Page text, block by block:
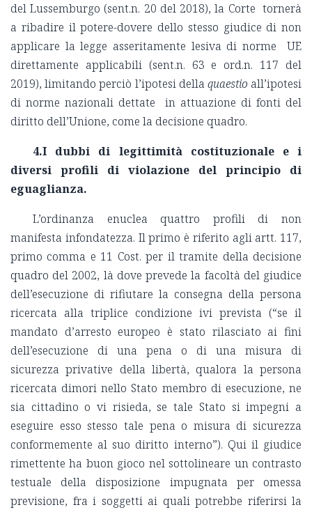
del Lussemburgo (sent.n. 20 del 2018), la Corte tornerà
a ribadire il potere-dovere dello stesso giudice di non
applicare la legge asseritamente lesiva di norme UE
direttamente applicabili (sent.n. 63 e ord.n. 117 del
2019), limitando perciò l’ipotesi della quaestio all’ipotesi
di norme nazionali dettate in attuazione di fonti del
diritto dell’Unione, come la decisione quadro.
4.I dubbi di legittimità costituzionale e i
diversi profili di violazione del principio di
eguaglianza.
L’ordinanza enuclea quattro profili di non
manifesta infondatezza. Il primo è riferito agli artt. 117,
primo comma e 11 Cost. per il tramite della decisione
quadro del 2002, là dove prevede la facoltà del giudice
dell’esecuzione di rifiutare la consegna della persona
ricercata alla triplice condizione ivi prevista (“se il
mandato d’arresto europeo è stato rilasciato ai fini
dell’esecuzione di una pena o di una misura di
sicurezza privative della libertà, qualora la persona
ricercata dimori nello Stato membro di esecuzione, ne
sia cittadino o vi risieda, se tale Stato si impegni a
eseguire esso stesso tale pena o misura di sicurezza
conformemente al suo diritto interno”). Qui il giudice
rimettente ha buon gioco nel sottolineare un contrasto
testuale della disposizione impugnata per omessa
previsione, fra i soggetti ai quali potrebbe riferirsi la